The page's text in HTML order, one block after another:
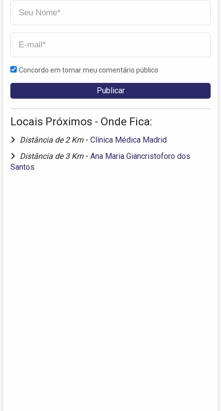
Concordo em tornar meu comentário público
Locais Próximos - Onde Fica:
Distância de 2 Km - Clínica Médica Madrid
Distância de 3 Km - Ana Maria Giancristoforo dos
Santos